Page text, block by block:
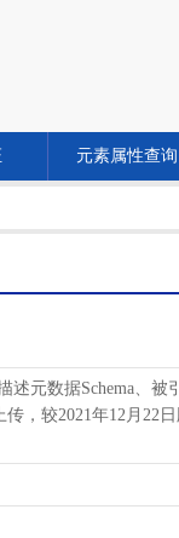
元素属性查询
元数据Schema、被
，较2021年12月22